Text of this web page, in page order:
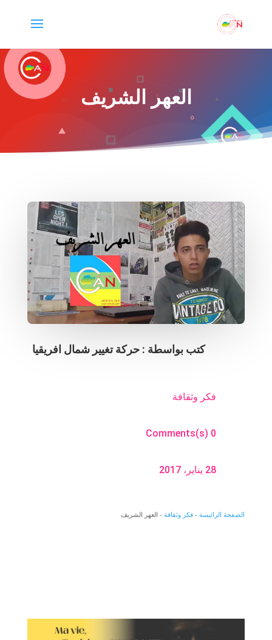
العهر الشريف
كتب بواسطة : حركة تغيير شمال افريقيا
فكر وثقافة
0 Comments(s)
28 يناير، 2017
الصفحة الرائيسة- فكر وثقافة- العهر الشريف